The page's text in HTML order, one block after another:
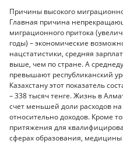
Причины высокого
Главная причина
миграционного притока
годы) – экономические
нацстатистики, средняя
выше, чем по стране. А
превышают республиканский
Казахстану этот показатель
– 338 тысяч тенге. Жизнь в
счет меньшей доли расходов
относительно доходов. Кроме
притяжения для
сферах образования, медицины